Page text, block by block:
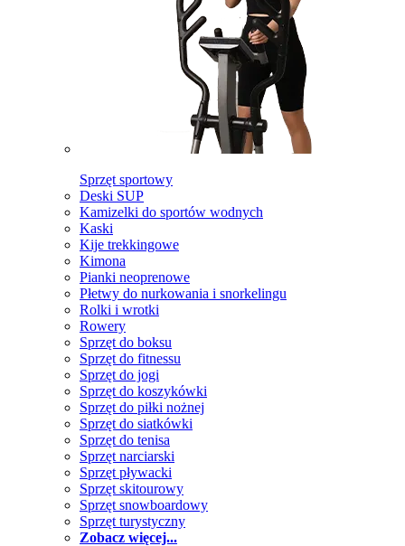
Sprzęt sportowy
Deski SUP
Kamizelki do sportów wodnych
Kaski
Kije trekkingowe
Kimona
Pianki neoprenowe
Płetwy do nurkowania i snorkelingu
Rolki i wrotki
Rowery
Sprzęt do boksu
Sprzęt do fitnessu
Sprzęt do jogi
Sprzęt do koszykówki
Sprzęt do piłki nożnej
Sprzęt do siatkówki
Sprzęt do tenisa
Sprzęt narciarski
Sprzęt pływacki
Sprzęt skitourowy
Sprzęt snowboardowy
Sprzęt turystyczny
Zobacz więcej...